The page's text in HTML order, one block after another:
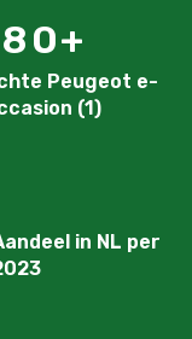
Peugeot e-
(1)
in NL per